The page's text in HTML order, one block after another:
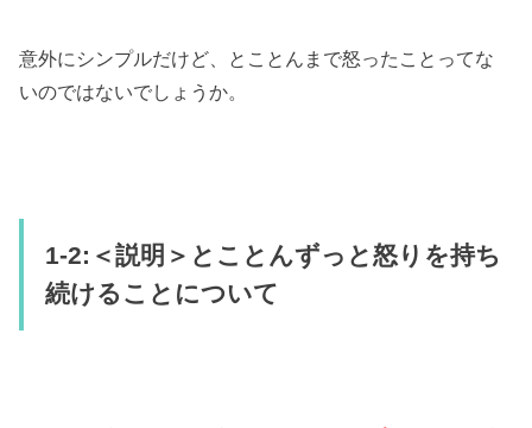
意外にシンプルだけど、とことんまで怒ったことってな
いのではないでしょうか。
1-2:＜説明＞とことんずっと怒りを持ち
続けることについて